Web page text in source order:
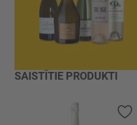
SAISTĪTIE PRODUKTI